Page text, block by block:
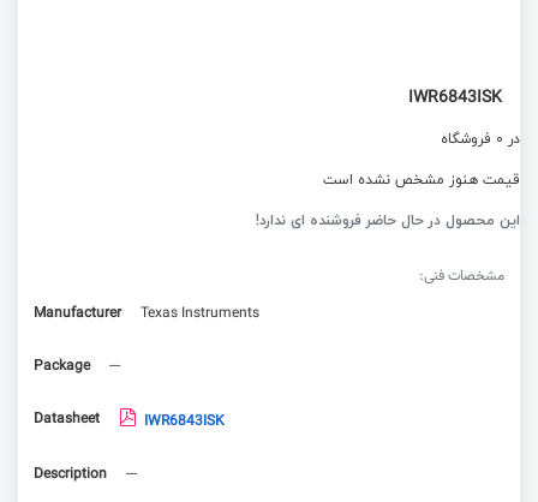
IWR6843ISK
در 0 فروشگاه
قیمت هنوز مشخص نشده است
این محصول در حال حاضر فروشنده ای ندارد!
مشخصات فنی:
Manufacturer
Texas Instruments
Package ---
Datasheet IWR6843ISK
Description ---